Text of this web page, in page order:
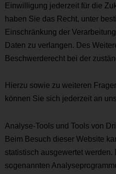
Einwilligung jederzeit für die
haben Sie das Recht, unter
Einschränkung der
Daten zu verlangen. Des
Beschwerderecht bei der
Hierzu sowie zu weiteren
können Sie sich jederzeit an
Analyse-Tools und Tools von
Beim Besuch dieser Website
statistisch ausgewertet
sogenannten